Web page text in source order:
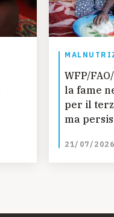
WFP/
la fame
per il
ma
ONU
21/07/2026